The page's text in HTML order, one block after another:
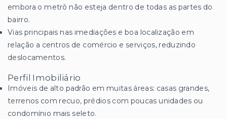
embora o metrô não esteja dentro de todas as partes do
bairro.
Vias principais nas imediações e boa localização em
relação a centros de comércio e serviços, reduzindo
deslocamentos.
Perfil Imobiliário
Imóveis de alto padrão em muitas áreas: casas grandes,
terrenos com recuo, prédios com poucas unidades ou
condomínio mais seleto.